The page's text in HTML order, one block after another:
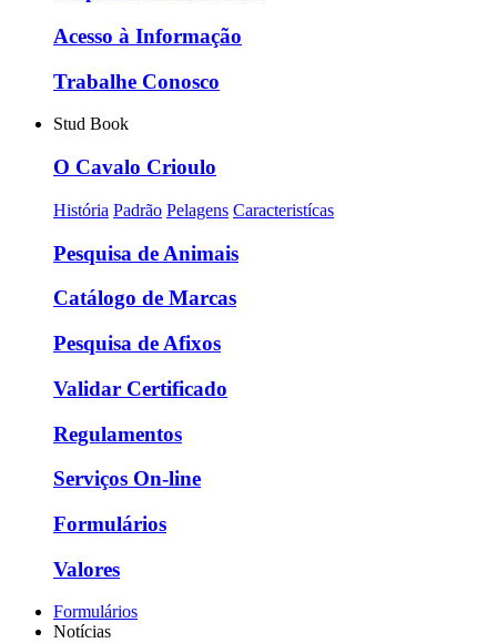
Acesso à Informação
Trabalhe Conosco
Stud Book
O Cavalo Crioulo
História Padrão Pelagens Caracteristícas
Pesquisa de Animais
Catálogo de Marcas
Pesquisa de Afixos
Validar Certificado
Regulamentos
Serviços On-line
Formulários
Valores
Formulários
Notícias